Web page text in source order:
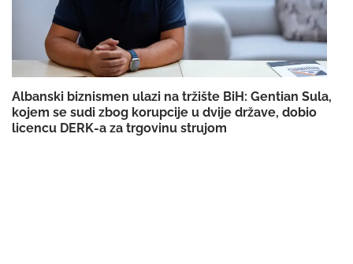
Albanski biznismen ulazi na tržište BiH: Gentian Sula,
kojem se sudi zbog korupcije u dvije države, dobio
licencu DERK-a za trgovinu strujom